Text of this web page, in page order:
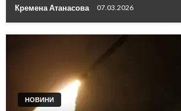
Кремена Атанасова 07.03.2026
НОВИНИ